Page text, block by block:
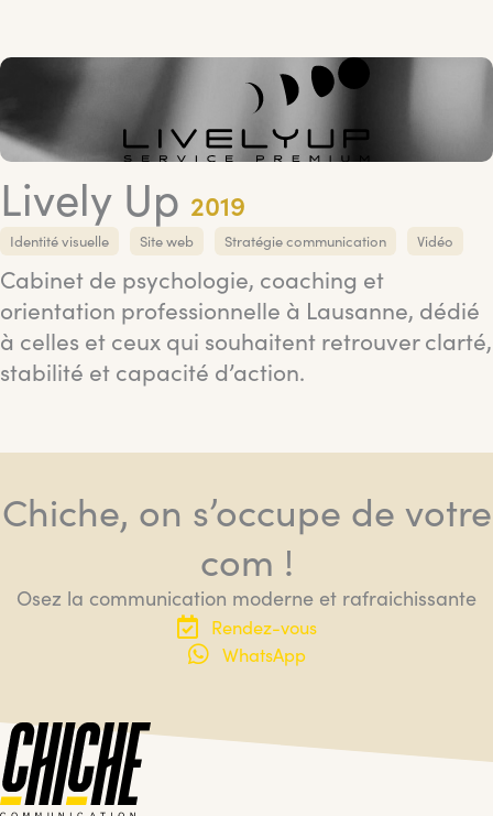
Lively Up 2019
Identité visuelle Site web Stratégie communication Vidéo
Cabinet de psychologie, coaching et
orientation professionnelle à Lausanne, dédié
à celles et ceux qui souhaitent retrouver clarté,
stabilité et capacité d’action.
Chiche, on s’occupe de votre
com !
Osez la communication moderne et rafraichissante
Rendez-vous
WhatsApp